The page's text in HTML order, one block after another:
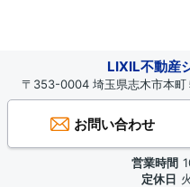
LIXIL不動産
〒353-0004 埼玉県志木市本
お問い合わせ
営業時間
定休日